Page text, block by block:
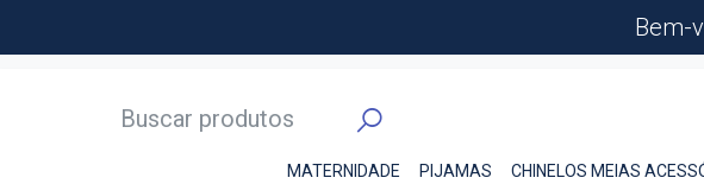
Bem-
MATERNIDADE PIJAMAS CHINELOS MEIAS